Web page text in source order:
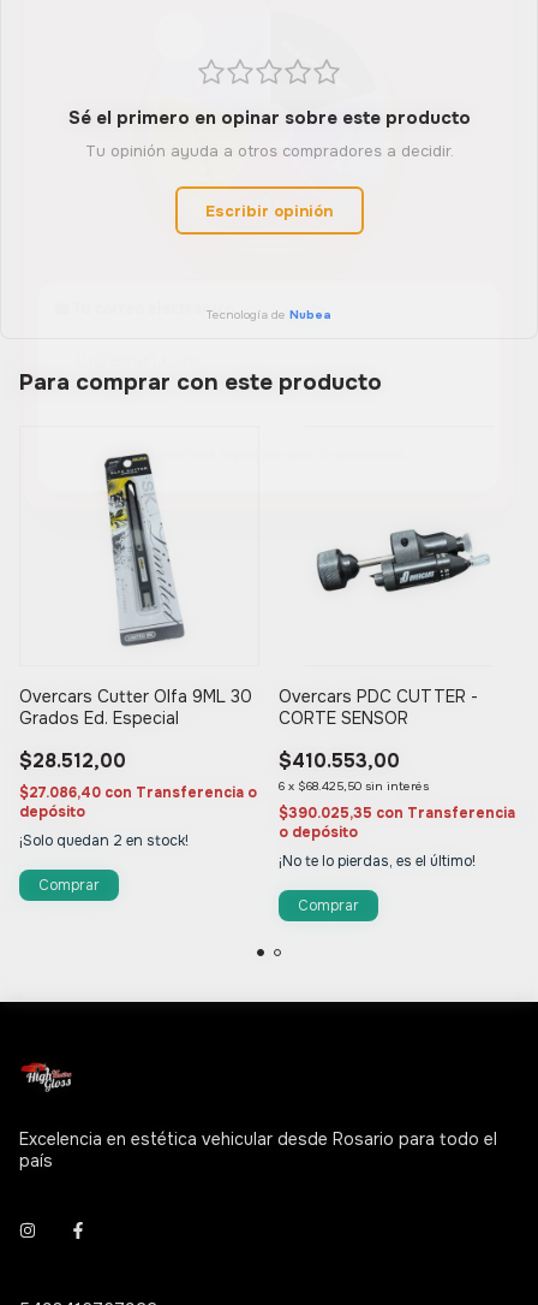
Sé el primero en opinar sobre este producto
Tu opinión ayuda a otros compradores a decidir.
Escribir opinión
Tecnología de Nubea
Para comprar con este producto
Overcars Cutter Olfa 9ML 30
Grados Ed. Especial
$28.512,00
$27.086,40 con Transferencia o
depósito
¡Solo quedan 2 en stock!
Overcars PDC CUTTER -
CORTE SENSOR
$410.553,00
6 x $68.425,50 sin interés
$390.025,35 con Transferencia
o depósito
¡No te lo pierdas, es el último!
Excelencia en estética vehicular desde Rosario para todo el
país
5% OFF
ENVIO GRATIS
GIRAR AHORA